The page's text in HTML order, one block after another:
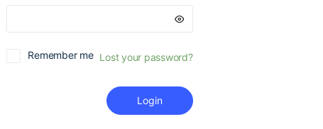
Remember me Lost your password?
Login